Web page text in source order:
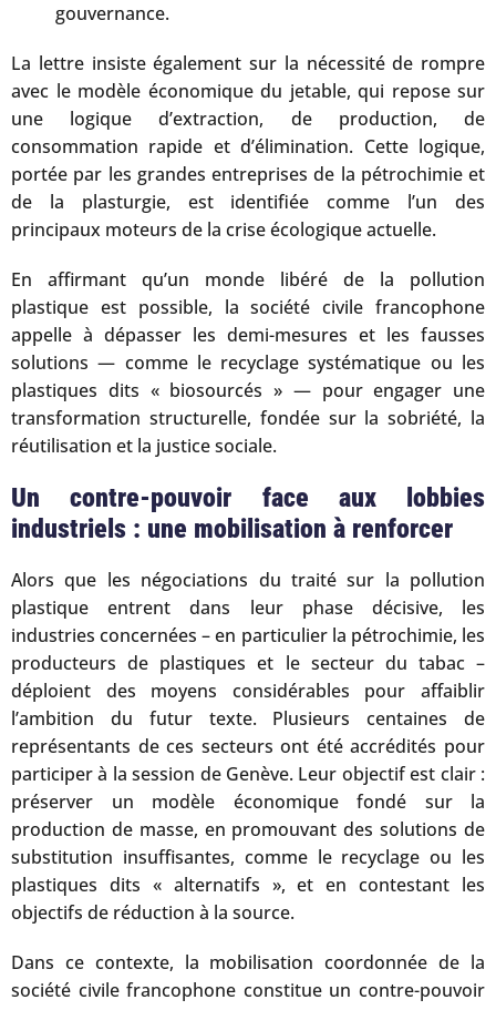
gouvernance.
La lettre insiste également sur la nécessité de rompre
avec le modèle économique du jetable, qui repose sur
une logique d’extraction, de production, de
consommation rapide et d’élimination. Cette logique,
portée par les grandes entreprises de la pétrochimie et
de la plasturgie, est identifiée comme l’un des
principaux moteurs de la crise écologique actuelle.
En affirmant qu’un monde libéré de la pollution
plastique est possible, la société civile francophone
appelle à dépasser les demi-mesures et les fausses
solutions — comme le recyclage systématique ou les
plastiques dits « biosourcés » — pour engager une
transformation structurelle, fondée sur la sobriété, la
réutilisation et la justice sociale.
Un contre-pouvoir face aux lobbies
industriels : une mobilisation à renforcer
Alors que les négociations du traité sur la pollution
plastique entrent dans leur phase décisive, les
industries concernées – en particulier la pétrochimie, les
producteurs de plastiques et le secteur du tabac –
déploient des moyens considérables pour affaiblir
l’ambition du futur texte. Plusieurs centaines de
représentants de ces secteurs ont été accrédités pour
participer à la session de Genève. Leur objectif est clair :
préserver un modèle économique fondé sur la
production de masse, en promouvant des solutions de
substitution insuffisantes, comme le recyclage ou les
plastiques dits « alternatifs », et en contestant les
objectifs de réduction à la source.
Dans ce contexte, la mobilisation coordonnée de la
société civile francophone constitue un contre-pouvoir